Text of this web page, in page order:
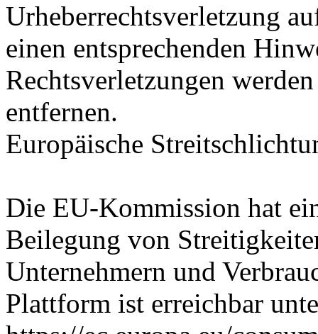
Urheberrechtsverletzung
einen entsprechenden
Rechtsverletzungen
entfernen.
Europäische
Die EU-Kommission hat
Beilegung von
Unternehmern und
Plattform ist erreichbar